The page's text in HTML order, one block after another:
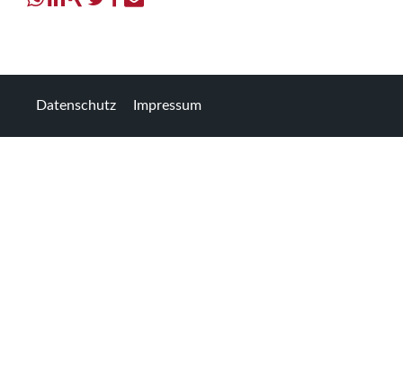
Datenschutz Impressum